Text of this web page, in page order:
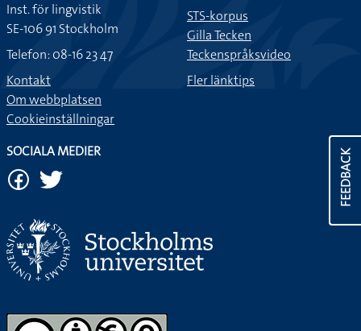
FEEDBACK
Inst. för lingvistik
SE-106 91 Stockholm
Telefon: 08-16 23 47
Kontakt
Om webbplatsen
Cookieinställningar
STS-korpus
Gilla Tecken
Teckenspråksvideo
Fler länktips
SOCIALA MEDIER